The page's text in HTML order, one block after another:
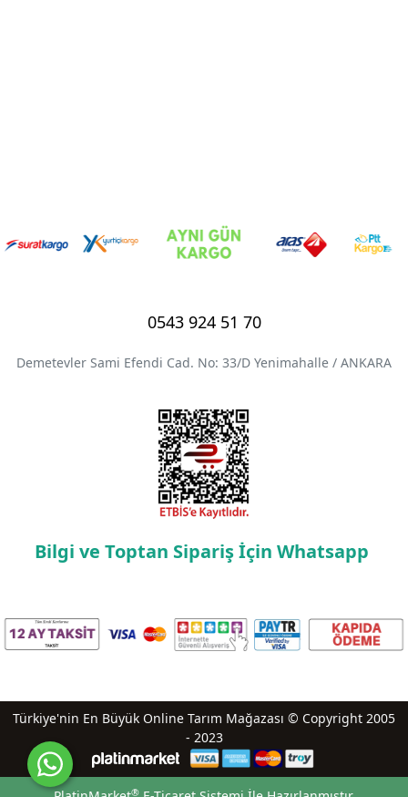
0543 924 51 70
Demetevler Sami Efendi Cad. No: 33/D Yenimahalle / ANKARA
Bilgi ve Toptan Sipariş İçin Whatsapp
Türkiye'nin En Büyük Online Tarım Mağazası © Copyright 2005
- 2023
®